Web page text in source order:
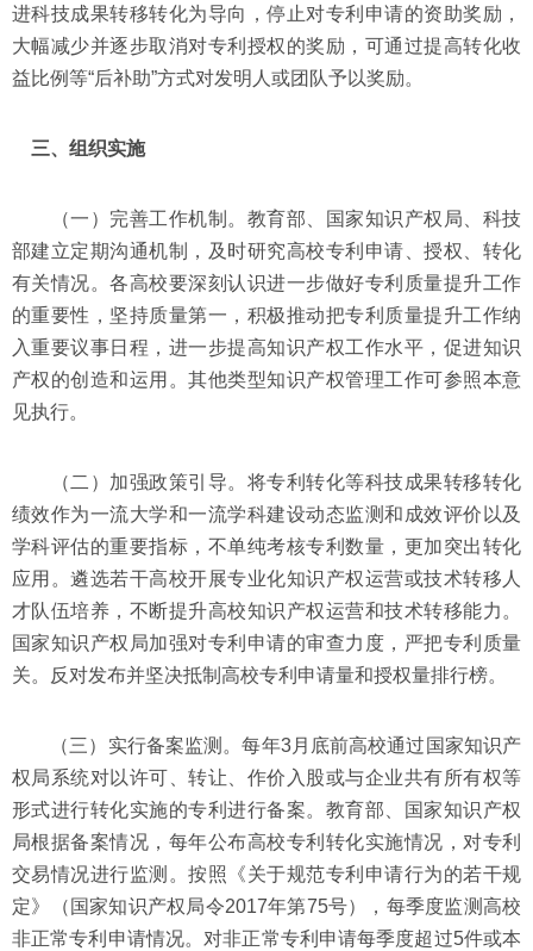
进科技成果转移转化为导向，停止对专利申请的资助奖励，
大幅减少并逐步取消对专利授权的奖励，可通过提高转化收
益比例等“后补助”方式对发明人或团队予以奖励。
三、组织实施
（一）完善工作机制。教育部、国家知识产权局、科技
部建立定期沟通机制，及时研究高校专利申请、授权、转化
有关情况。各高校要深刻认识进一步做好专利质量提升工作
的重要性，坚持质量第一，积极推动把专利质量提升工作纳
入重要议事日程，进一步提高知识产权工作水平，促进知识
产权的创造和运用。其他类型知识产权管理工作可参照本意
见执行。
（二）加强政策引导。将专利转化等科技成果转移转化
绩效作为一流大学和一流学科建设动态监测和成效评价以及
学科评估的重要指标，不单纯考核专利数量，更加突出转化
应用。遴选若干高校开展专业化知识产权运营或技术转移人
才队伍培养，不断提升高校知识产权运营和技术转移能力。
国家知识产权局加强对专利申请的审查力度，严把专利质量
关。反对发布并坚决抵制高校专利申请量和授权量排行榜。
（三）实行备案监测。每年3月底前高校通过国家知识产
权局系统对以许可、转让、作价入股或与企业共有所有权等
形式进行转化实施的专利进行备案。教育部、国家知识产权
局根据备案情况，每年公布高校专利转化实施情况，对专利
交易情况进行监测。按照《关于规范专利申请行为的若干规
定》（国家知识产权局令2017年第75号），每季度监测高校
非正常专利申请情况。对非正常专利申请每季度超过5件或本